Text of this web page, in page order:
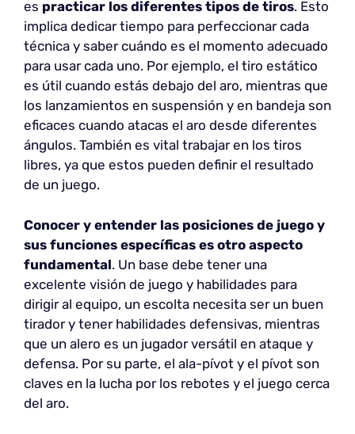
es practicar los diferentes tipos de tiros. Esto
implica dedicar tiempo para perfeccionar cada
técnica y saber cuándo es el momento adecuado
para usar cada uno. Por ejemplo, el tiro estático
es útil cuando estás debajo del aro, mientras que
los lanzamientos en suspensión y en bandeja son
eficaces cuando atacas el aro desde diferentes
ángulos. También es vital trabajar en los tiros
libres, ya que estos pueden definir el resultado
de un juego.
Conocer y entender las posiciones de juego y
sus funciones específicas es otro aspecto
fundamental. Un base debe tener una
excelente visión de juego y habilidades para
dirigir al equipo, un escolta necesita ser un buen
tirador y tener habilidades defensivas, mientras
que un alero es un jugador versátil en ataque y
defensa. Por su parte, el ala-pívot y el pívot son
claves en la lucha por los rebotes y el juego cerca
del aro.